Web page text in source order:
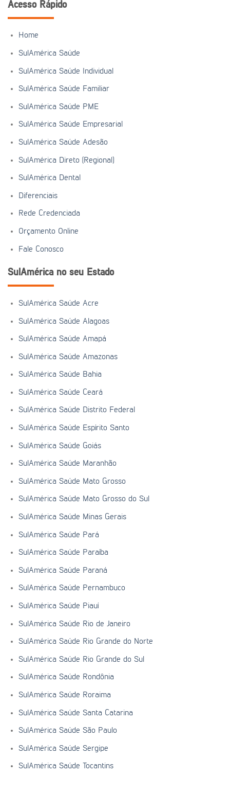
Acesso Rápido
Home
SulAmérica Saúde
SulAmérica Saúde Individual
SulAmérica Saúde Familiar
SulAmérica Saúde PME
SulAmérica Saúde Empresarial
SulAmérica Saúde Adesão
SulAmérica Direto (Regional)
SulAmérica Dental
Diferenciais
Rede Credenciada
Orçamento Online
Fale Conosco
SulAmérica no seu Estado
SulAmérica Saúde Acre
SulAmérica Saúde Alagoas
SulAmérica Saúde Amapá
SulAmérica Saúde Amazonas
SulAmérica Saúde Bahia
SulAmérica Saúde Ceará
SulAmérica Saúde Distrito Federal
SulAmérica Saúde Espírito Santo
SulAmérica Saúde Goiás
SulAmérica Saúde Maranhão
SulAmérica Saúde Mato Grosso
SulAmérica Saúde Mato Grosso do Sul
SulAmérica Saúde Minas Gerais
SulAmérica Saúde Pará
SulAmérica Saúde Paraíba
SulAmérica Saúde Paraná
SulAmérica Saúde Pernambuco
SulAmérica Saúde Piauí
SulAmérica Saúde Rio de Janeiro
SulAmérica Saúde Rio Grande do Norte
SulAmérica Saúde Rio Grande do Sul
SulAmérica Saúde Rondônia
SulAmérica Saúde Roraima
SulAmérica Saúde Santa Catarina
SulAmérica Saúde São Paulo
SulAmérica Saúde Sergipe
SulAmérica Saúde Tocantins